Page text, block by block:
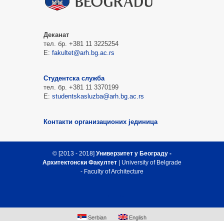
Деканат
тел. бр. +381 11 3225254
Е: fakultet@arh.bg.ac.rs
Студентска служба
тел. бр. +381 11 3370199
Е: studentskasluzba@arh.bg.ac.rs
Контакти организационих јединица
© [2013 - 2018] Универзитет у Београду -
Архитектонски Факултет | University of Belgrade
- Faculty of Architecture
Serbian English